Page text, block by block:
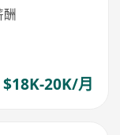
酬
$18K-20K/月